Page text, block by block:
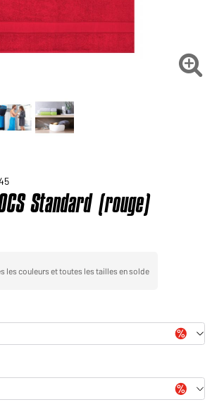
des produits pour votre besoin
au shop des clients finaux 
Standard (rouge)
les couleurs et toutes les tailles en solde